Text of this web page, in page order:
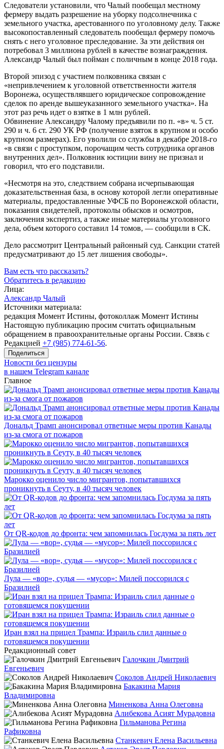
Следователи установили, что Чалый пообещал местному
фермеру выдать разрешение на уборку подсолнечника с
земельного участка, арестованного по уголовному делу. Также
высокопоставленный следователь пообещал фермеру помочь
снять с него уголовное преследование. За эти действия он
потребовал 3 миллиона рублей в качестве вознаграждения.
Александр Чалый был пойман с поличным в конце 2018 года.
Второй эпизод с участием полковника связан с
«непривлечением к уголовной ответственности жителя
Воронежа, осуществлявшего юридическое сопровождение
сделок по аренде вышеуказанного земельного участка». На
этот раз речь идет о взятке в 1 млн рублей.
Обвинение Александру Чалому предъявили по п. «в» ч. 5 ст.
290 и ч. 6 ст. 290 УК РФ (получение взяток в крупном и особо
крупном размерах). Его уволили со службы в декабре 2018-го
«в связи с проступком, порочащим честь сотрудника органов
внутренних дел». Полковник юстиции вину не признал и
говорил, что его подставили.
«Несмотря на это, следствием собрана исчерпывающая
доказательственная база, в основу которой легли оперативные
материалы, предоставленные УФСБ по Воронежской области,
показания свидетелей, протоколы обысков и осмотров,
заключения экспертиз, а также иные материалы уголовного
дела, объем которого составил 14 томов, — сообщили в СК.
Дело рассмотрит Центральный районный суд. Санкции статей
предусматривают до 15 лет лишения свободы».
Вам есть что рассказать?
Обратитесь в редакцию
Лица:
Александр Чалый
Источники материала:
редакция Момент Истины, фотоколлаж Момент Истины
Настоящую публикацию просим считать официальным
обращением в правоохранительные органы России. Связь с
Редакцией +7 (985) 774-61-56.
Поделиться
Новости без цензуры
в нашем Telegram канале
Главное
Дональд Трамп анонсировал ответные меры против Канады
из-за смога от пожаров
Марокко оценило число мигрантов, попытавшихся
проникнуть в Сеуту, в 40 тысяч человек
От QR-кодов до фронта: чем запомнилась Госдума за пять лет
Лула — «вор», судья — «мусор»: Милей поссорился с
Бразилией
Иран взял на прицел Трампа: Израиль слил данные о
готовящемся покушении
Редакционный совет
Галочкин Дмитрий
Евгеньевич
Соколов Андрей Николаевич
Бакакина Мария
Владимировна
Миненкова Анна Олеговна
Алибекова Асият Мурадовна
Гильманова Регина
Рафиковна
Станкевич Елена Васильевна